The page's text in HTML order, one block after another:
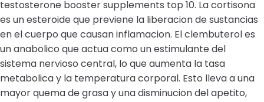
testosterone booster supplements top 10. La cortisona
es un esteroide que previene la liberacion de sustancias
en el cuerpo que causan inflamacion. El clembuterol es
un anabolico que actua como un estimulante del
sistema nervioso central, lo que aumenta la tasa
metabolica y la temperatura corporal. Esto lleva a una
mayor quema de grasa y una disminucion del apetito,